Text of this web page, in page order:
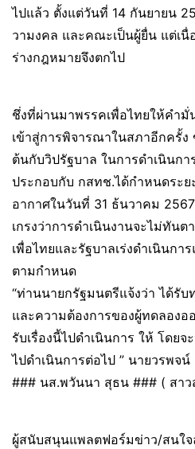
ไปแล้ว ตั้งแต่วันที่ 14 กันยายน
วามงคล และคณะเป็นผู้ยื่น แต่เนื่
ร่างกฎหมายจึงตกไป
ชึ่งที่ผ่านมาพรรคเพื่อไทยให้คำ
เข้าสู่การพิจารณาในสภาอีกครั้ง
ต้นกับวิปรัฐบาล ในการดำเนินกา
ประกอบกับ กสทช.ได้กำหนดระย
อากาศในวันที่ 31 ธ้นวาคม
เกรงว่าการดำเนินงานจะไม่ทัน
เพื่อไทยและรัฐบาลเร่งดำเนินก
ตามกำหนด
“ท่านนายกรัฐมนตรีแจ้งว่า ได้รั
และความต้องการของผู้ทดลอง
รับเรื่องนี้ไปดำเนินการ ให้ โดย
ไปดำเนินการต่อไป ” นายวรพจน์
### นส.พวันนา สุธน ### ( สาว
ผู้สนับสนุนแพลตฟอร์มข่าว/สนใ